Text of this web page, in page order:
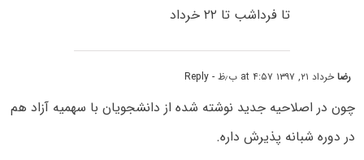
تا فرداشب تا ۲۲ خرداد
رضاخرداد ۲۱, ۱۳۹۷ at ۴:۵۷ ب٫ظ - Reply
چون در اصلاحیه جدید نوشته شده از دانشجویان با سهمیه آزاد هم
در دوره شبانه پذیرش داره.